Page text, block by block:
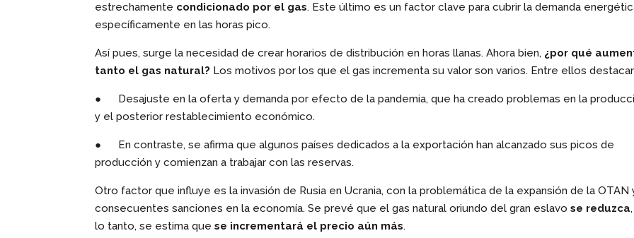
estrechamente condicionado por el gas. Este último es un factor clave para cubrir la demanda
específicamente en las horas pico.
Así pues, surge la necesidad de crear horarios de distribución en horas llanas. Ahora bien, ¿por qué
tanto el gas natural? Los motivos por los que el gas incrementa su valor son varios. Entre ellos
● Desajuste en la oferta y demanda por efecto de la pandemia, que ha creado problemas en la
y el posterior restablecimiento económico.
● En contraste, se afirma que algunos países dedicados a la exportación han alcanzado sus picos de
producción y comienzan a trabajar con las reservas.
Otro factor que influye es la invasión de Rusia en Ucrania, con la problemática de la expansión de la OTAN
consecuentes sanciones en la economía. Se prevé que el gas natural oriundo del gran eslavose reduzca
lo tanto, se estima quese incrementará el precio aún más.